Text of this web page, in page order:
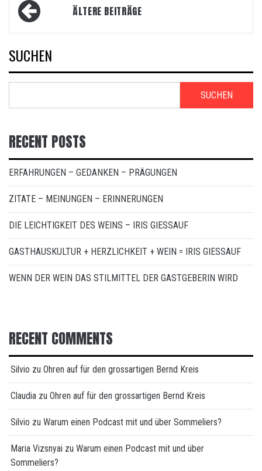
ÄLTERE BEITRÄGE
SUCHEN
SUCHEN
RECENT POSTS
ERFAHRUNGEN – GEDANKEN – PRÄGUNGEN
ZITATE – MEINUNGEN – ERINNERUNGEN
DIE LEICHTIGKEIT DES WEINS – IRIS GIESSAUF
GASTHAUSKULTUR + HERZLICHKEIT + WEIN = IRIS GIESSAUF
WENN DER WEIN DAS STILMITTEL DER GASTGEBERIN WIRD
RECENT COMMENTS
Silvio zu Ohren auf für den grossartigen Bernd Kreis
Claudia zu Ohren auf für den grossartigen Bernd Kreis
Silvio zu Warum einen Podcast mit und über Sommeliers?
Maria Vizsnyai zu Warum einen Podcast mit und über
Sommeliers?